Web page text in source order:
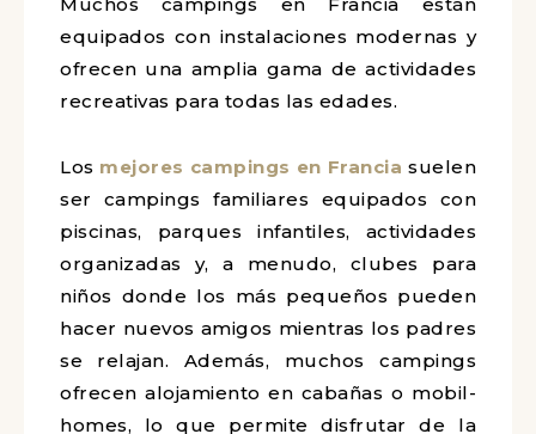
equipados con instalaciones modernas y
ofrecen una amplia gama de actividades
recreativas para todas las edades.
Los mejores campings en Francia suelen
ser campings familiares equipados con
piscinas, parques infantiles, actividades
organizadas y, a menudo, clubes para
niños donde los más pequeños pueden
hacer nuevos amigos mientras los padres
se relajan. Además, muchos campings
ofrecen alojamiento en cabañas o mobil-
homes, lo que permite disfrutar de la